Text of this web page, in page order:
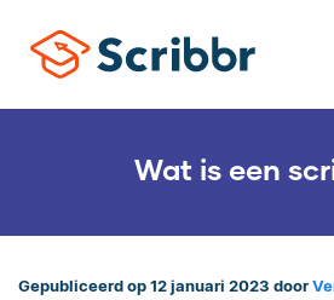
Wat is een
Gepubliceerd op 12 januari 2023 door